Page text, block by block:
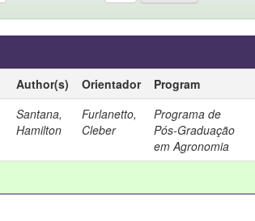
Author(s) Orientador Program
Santana,
Hamilton
Furlanetto,
Cleber
Programa de
Pós-Graduação
em Agronomia